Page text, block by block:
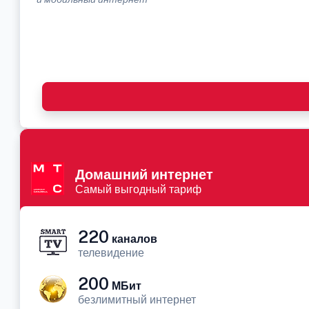
Домашний интернет
Самый выгодный тариф
220 каналов
телевидение
200 МБит
безлимитный интернет